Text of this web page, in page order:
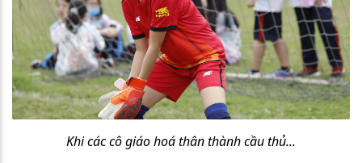
Khi các cô giáo hoá thân thành cầu thủ...